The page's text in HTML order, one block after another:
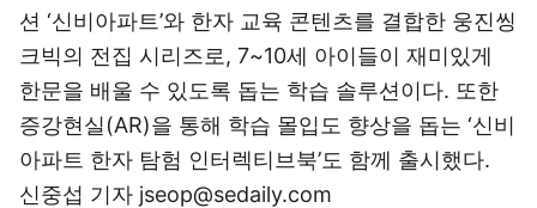
션 ‘신비아파트’와 한자 교육 콘텐츠를 결합한 웅진씽
크빅의 전집 시리즈로, 7~10세 아이들이 재미있게
한문을 배울 수 있도록 돕는 학습 솔루션이다. 또한
증강현실(AR)을 통해 학습 몰입도 향상을 돕는 ‘신비
아파트 한자 탐험 인터렉티브북’도 함께 출시했다.
신중섭 기자 jseop@sedaily.com